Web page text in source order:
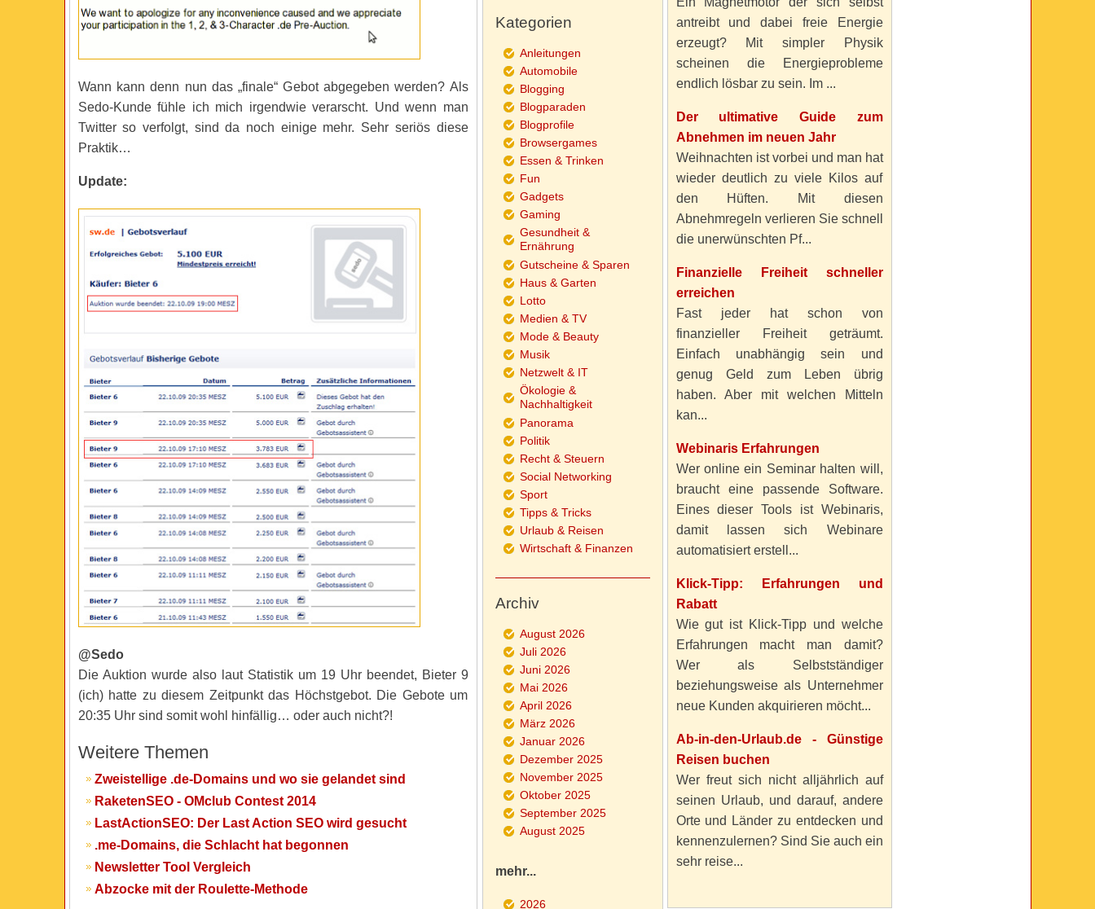
Wann kann denn nun das „finale“ Gebot abgegeben werden? Als
Sedo-Kunde fühle ich mich irgendwie verarscht. Und wenn man
Twitter so verfolgt, sind da noch einige mehr. Sehr seriös diese
Praktik…
Update:
@Sedo
Die Auktion wurde also laut Statistik um 19 Uhr beendet, Bieter 9
(ich) hatte zu diesem Zeitpunkt das Höchstgebot. Die Gebote um
20:35 Uhr sind somit wohl hinfällig… oder auch nicht?!
Weitere Themen
Zweistellige .de-Domains und wo sie gelandet sind
RaketenSEO - OMclub Contest 2014
LastActionSEO: Der Last Action SEO wird gesucht
.me-Domains, die Schlacht hat begonnen
Newsletter Tool Vergleich
Abzocke mit der Roulette-Methode
antreibt und dabei freie Energie
erzeugt? Mit simpler Physik
scheinen die Energieprobleme
endlich lösbar zu sein. Im ...
Der ultimative Guide zum
Abnehmen im neuen Jahr
Weihnachten ist vorbei und man hat
wieder deutlich zu viele Kilos auf
den Hüften. Mit diesen
Abnehmregeln verlieren Sie schnell
die unerwünschten Pf...
Finanzielle Freiheit schneller
erreichen
Fast jeder hat schon von
finanzieller Freiheit geträumt.
Einfach unabhängig sein und
genug Geld zum Leben übrig
haben. Aber mit welchen Mitteln
kan...
Webinaris Erfahrungen
Wer online ein Seminar halten will,
braucht eine passende Software.
Eines dieser Tools ist Webinaris,
damit lassen sich Webinare
automatisiert erstell...
Klick-Tipp: Erfahrungen und
Rabatt
Wie gut ist Klick-Tipp und welche
Erfahrungen macht man damit?
Wer als Selbstständiger
beziehungsweise als Unternehmer
neue Kunden akquirieren möcht...
Ab-in-den-Urlaub.de - Günstige
Reisen buchen
Wer freut sich nicht alljährlich auf
seinen Urlaub, und darauf, andere
Orte und Länder zu entdecken und
kennenzulernen? Sind Sie auch ein
sehr reise...
Kategorien
Anleitungen
Automobile
Blogging
Blogparaden
Blogprofile
Browsergames
Essen & Trinken
Fun
Gadgets
Gaming
Gesundheit &
Ernährung
Gutscheine & Sparen
Haus & Garten
Lotto
Medien & TV
Mode & Beauty
Musik
Netzwelt & IT
Ökologie &
Nachhaltigkeit
Panorama
Politik
Recht & Steuern
Social Networking
Sport
Tipps & Tricks
Urlaub & Reisen
Wirtschaft & Finanzen
Archiv
August 2026
Juli 2026
Juni 2026
Mai 2026
April 2026
März 2026
Januar 2026
Dezember 2025
November 2025
Oktober 2025
September 2025
August 2025
mehr...
2026